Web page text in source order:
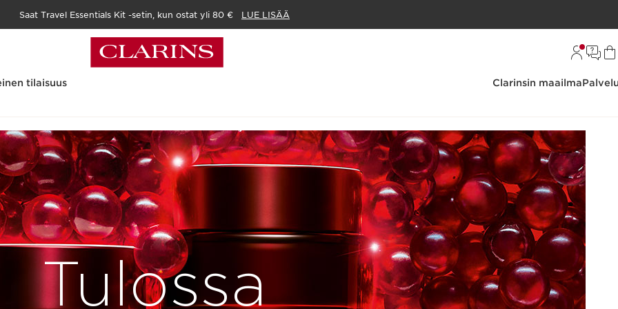
Saat Travel Essentials Kit -setin, kun ostat yli 80 € LUE LISÄÄ
tilaisuus Clarinsin maailma
Tulossa